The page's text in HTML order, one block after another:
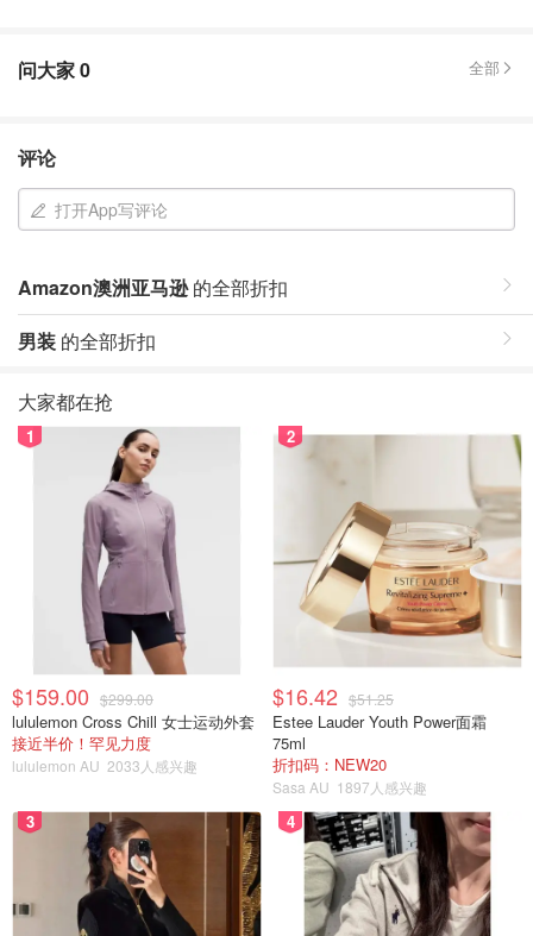
问大家0 全部
评论
打开App写评论
Amazon澳洲亚马逊的全部折扣
男装 的全部折扣
大家都在抢
1
$159.00 $299.00
lululemon Cross Chill 女士运动外套
接近半价！罕见力度
lululemon AU 2033人感兴趣
2
$16.42 $51.25
Estee Lauder Youth Power面霜
75ml
折扣码：NEW20
Sasa AU 1897人感兴趣
3 4